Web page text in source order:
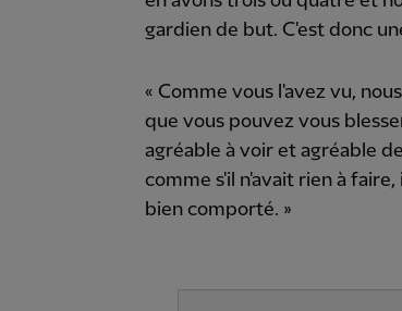
gardien de but. C'est donc
« Comme vous l'avez vu,
que vous pouvez vous
agréable à voir et agréable
comme s'il n'avait rien à
bien comporté. »